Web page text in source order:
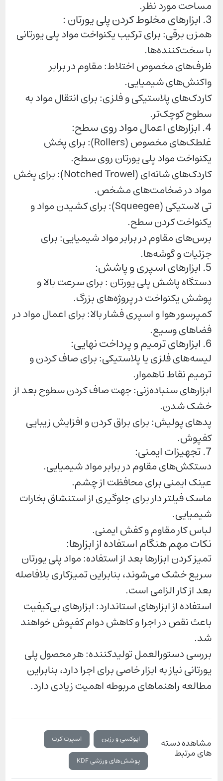
مساحت مورد نظر.
3. ابزارهای مخلوط کردن پلی یورتان :
همزن برقی: برای ترکیب یکنواخت مواد پلی یورتانی
با سخت‌کننده‌ها.
ظرف‌های مخصوص اختلاط: مقاوم در برابر
واکنش‌های شیمیایی.
کاردک‌های پلاستیکی و فلزی: برای انتقال مواد به
سطوح کوچک‌تر.
4. ابزارهای اعمال مواد روی سطح:
غلطک‌های مخصوص (Rollers): برای پخش
یکنواخت مواد پلی یورتان روی سطح.
کاردک‌های شانه‌ای (Notched Trowel): برای پخش
مواد در ضخامت‌های مشخص.
تی لاستیکی (Squeegee): برای کشیدن مواد و
یکنواخت کردن سطح.
برس‌های مقاوم در برابر مواد شیمیایی: برای
جزئیات و گوشه‌ها.
5. ابزارهای اسپری و پاشش:
دستگاه پاشش پلی یورتان : برای سرعت بالا و
پوشش یکنواخت در پروژه‌های بزرگ.
کمپرسور هوا و اسپری فشار بالا: برای اعمال مواد در
فضاهای وسیع.
6. ابزارهای ترمیم و پرداخت نهایی:
لیسه‌های فلزی یا پلاستیکی: برای صاف کردن و
ترمیم نقاط ناهموار.
ابزارهای سنباده‌زنی: جهت صاف کردن سطوح بعد از
خشک شدن.
پدهای پولیش: برای براق کردن و افزایش زیبایی
کفپوش.
7. تجهیزات ایمنی:
دستکش‌های مقاوم در برابر مواد شیمیایی.
عینک ایمنی برای محافظت از چشم.
ماسک فیلتر دار برای جلوگیری از استنشاق بخارات
شیمیایی.
لباس کار مقاوم و کفش ایمنی.
نکات مهم هنگام استفاده از ابزارها:
تمیز کردن ابزارها بعد از استفاده: مواد پلی یورتان
سریع خشک می‌شوند، بنابراین تمیزکاری بلافاصله
بعد از کار الزامی است.
استفاده از ابزارهای استاندارد: ابزارهای بی‌کیفیت
باعث نقص در اجرا و کاهش دوام کفپوش خواهند
شد.
بررسی دستورالعمل تولیدکننده: هر محصول پلی
یورتانی نیاز به ابزار خاصی برای اجرا دارد، بنابراین
مطالعه راهنماهای مربوطه اهمیت زیادی دارد.
مشاهده دسته
های مرتبط
اپوکسی و رزین
اسپرت کرت
پوشش‌های ورزشی KDF